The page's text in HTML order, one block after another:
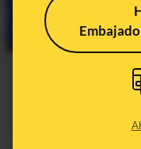
El timo del
de la